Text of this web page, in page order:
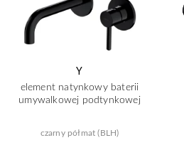
Y
element natynkowy baterii
umywalkowej podtynkowej
czarny półmat (BLH)